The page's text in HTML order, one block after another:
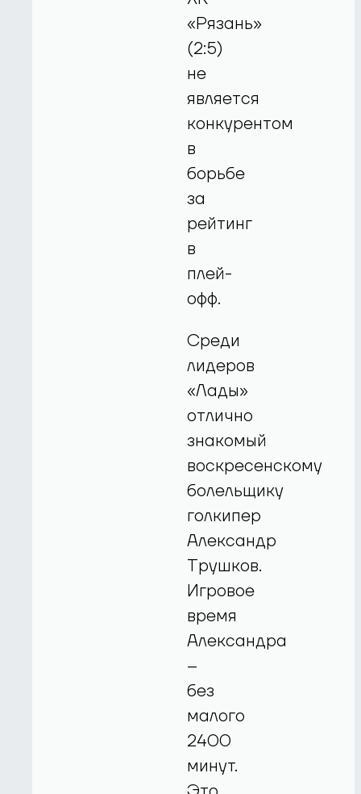
«Рязань»
(2:5)
не
является
конкурентом
в
борьбе
за
рейтинг
в
плей-
офф.
Среди
лидеров
«Лады»
отлично
знакомый
воскресенскому
болельщику
голкипер
Александр
Трушков.
Игровое
время
Александра
–
без
малого
2400
минут.